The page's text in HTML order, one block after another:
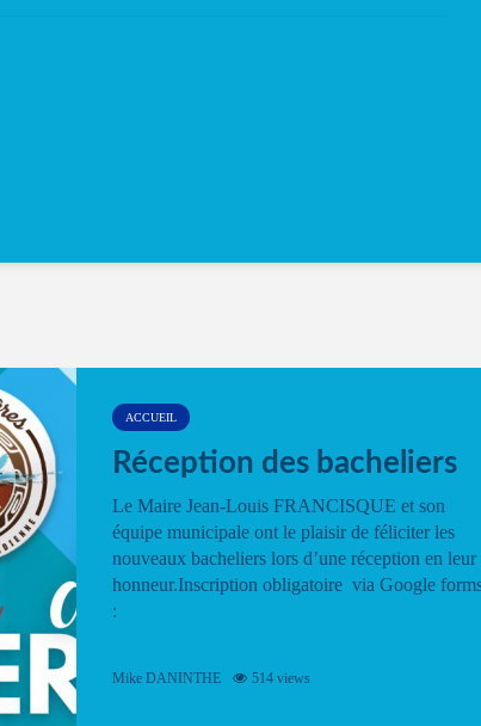
ACCUEIL
Réception des bacheliers
Le Maire Jean-Louis FRANCISQUE et son
équipe municipale ont le plaisir de féliciter les
nouveaux bacheliers lors d’une réception en leur
honneur.Inscription obligatoire via Google
:
Mike DANINTHE 514 views